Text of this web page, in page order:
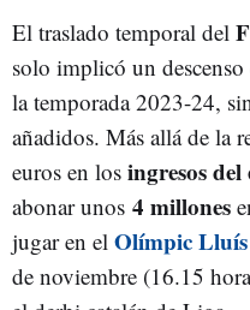
El traslado temporal del
solo implicó un
la temporada 2023-24,
añadidos. Más allá de la
euros en los ingresos del
abonar unos 4 millones
jugar en el Olímpic
de noviembre (16.15